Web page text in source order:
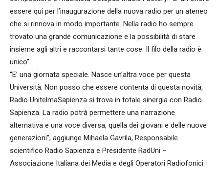
essere qui per l’inaugurazione della nuova radio per un ateneo
che si rinnova in modo importante. Nella radio ho sempre
trovato una grande comunicazione e la possibilità di stare
insieme agli altri e raccontarsi tante cose. Il filo della radio è
unico”.
“E’ una giornata speciale. Nasce un’altra voce per questa
Università. Non posso che essere contenta di questa novità,
Radio UnitelmaSapienza si trova in totale sinergia con Radio
Sapienza. La radio potrà permettere una narrazione
alternativa e una voce diversa, quella dei giovani e delle nuove
generazioni”, aggiunge Mihaela Gavrila, Responsabile
scientifico Radio Sapienza e Presidente RadUni –
Associazione Italiana dei Media e degli Operatori Radiofonici